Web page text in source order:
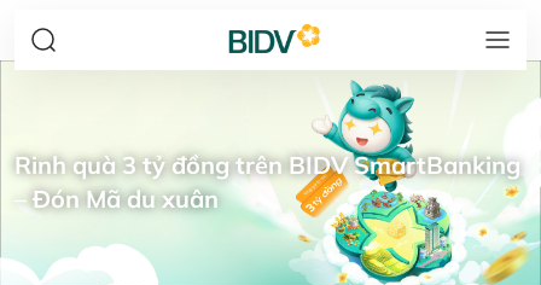
Rinh quà 3 tỷ đồng trên BIDV SmartBanking
– Đón Mã du xuân